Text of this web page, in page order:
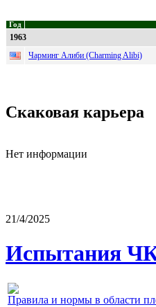
Год
1963
Чарминг Алиби (Charming Alibi)
Скаковая карьера
Нет информации
21/4/2025
Испытания
Правила и нормы в области